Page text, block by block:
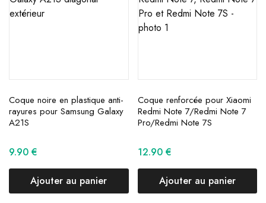
Coque noire en plastique anti-
rayures pour Samsung Galaxy
A21S
9.90 €
Ajouter au panier
Coque renforcée pour Xiaomi
Redmi Note 7/Redmi Note 7
Pro/Redmi Note 7S
12.90 €
Ajouter au panier